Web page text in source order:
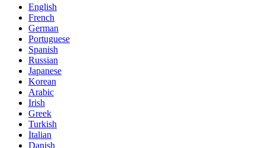
English
French
German
Portuguese
Spanish
Russian
Japanese
Korean
Arabic
Irish
Greek
Turkish
Italian
Danish